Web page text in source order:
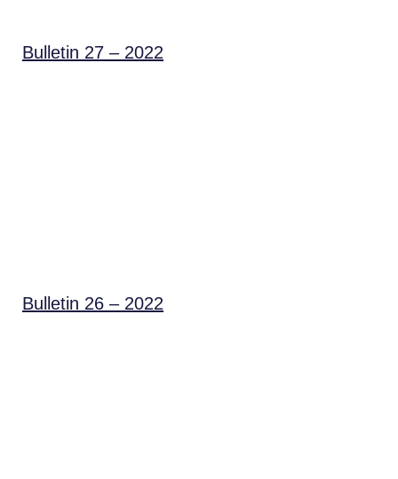
Bulletin 27 – 2022
Bulletin 26 – 2022